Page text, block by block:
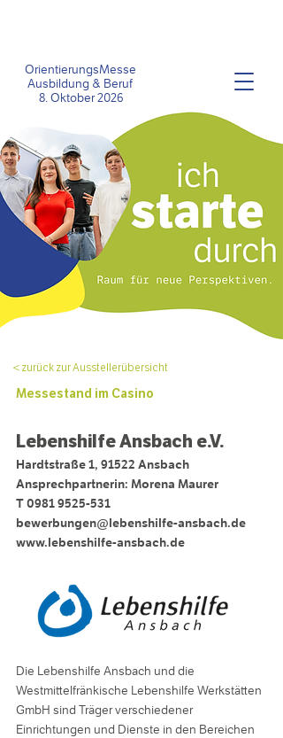
OrientierungsMesse
Ausbildung & Beruf
8. Oktober 2026
< zurück zur Ausstellerübersicht
Messestand im Casino
Lebenshilfe Ansbach e.V.
Hardtstraße 1, 91522 Ansbach
Ansprechpartnerin: Morena Maurer
T 0981 9525-531
bewerbungen@lebenshilfe-ansbach.de
www.lebenshilfe-ansbach.de
Die Lebenshilfe Ansbach und die
Westmittelfränkische Lebenshilfe Werkstätten
GmbH sind Träger verschiedener
Einrichtungen und Dienste in den Bereichen